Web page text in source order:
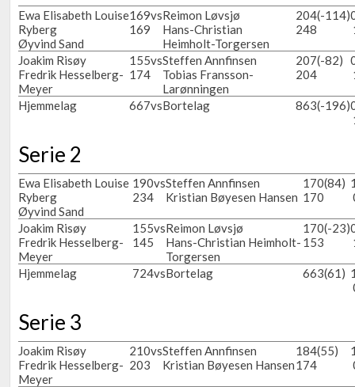
Ewa Elisabeth Louise
Ryberg
Øyvind Sand
169
169
vsReimon Løvsjø
Hans-Christian
Heimholt-Torgersen
204
248
(-114)
Joakim Risøy
Fredrik Hesselberg-
Meyer
155
174
vsSteffen Annfinsen
Tobias Fransson-
Larønningen
207
204
(-82)
Hjemmelag 667vsBortelag 863(-196)
Serie 2
Ewa Elisabeth Louise
Ryberg
Øyvind Sand
190
234
vsSteffen Annfinsen
Kristian Bøyesen Hansen
170
170
(84)
Joakim Risøy
Fredrik Hesselberg-
Meyer
155
145
vsReimon Løvsjø
Hans-Christian Heimholt-
Torgersen
170
153
(-23)
Hjemmelag 724vsBortelag 663(61)
Serie 3
Joakim Risøy
Fredrik Hesselberg-
Meyer
210
203
vsSteffen Annfinsen
Kristian Bøyesen Hansen
184
174
(55)